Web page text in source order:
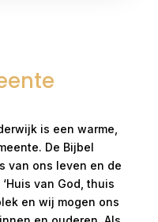
is een warme,
De Bijbel
van ons leven en de
van God, thuis
en wij mogen ons